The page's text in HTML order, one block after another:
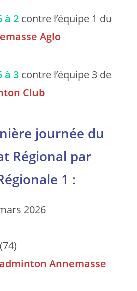
à 2 contre l’équipe 1 du
Aglo
à 3 contre l’équipe 3 de
Club
journée du
Régional par
1 :
2026
Annemasse